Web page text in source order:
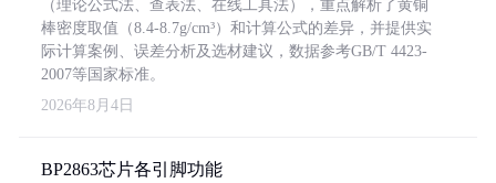
（理论公式法、查表法、在线工具法），重点解析了黄铜
棒密度取值（8.4-8.7g/cm³）和计算公式的差异，并提供实
际计算案例、误差分析及选材建议，数据参考GB/T 4423-
2007等国家标准。
2026年8月4日
BP2863芯片各引脚功能